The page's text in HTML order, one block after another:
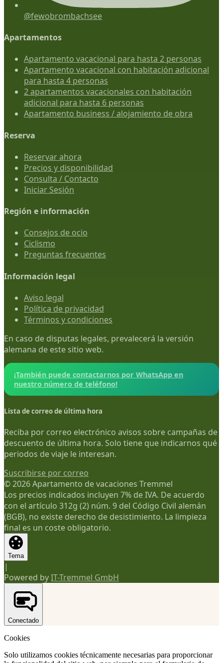
@fewobrombachsee
Apartamentos
Apartamento vacacional para hasta 2 personas
Apartamento vacacional con habitación adicional
para hasta 4 personas
2 apartamentos vacacionales con habitación
adicional para hasta 6 personas
Apartamento business / alojamiento de obra
Reserva
Reservar ahora
Precios y disponibilidad
Consulta / Contacto
Iniciar Sesión
Región e información
Consejos de ocio
Ciclismo
Preguntas frecuentes
Información legal
Aviso legal
Política de privacidad
Términos y condiciones
En caso de disputas legales, prevalecerá la versión
alemana de este sitio web.
¡También puede contactarnos por WhatsApp en
nuestro número de teléfono!
Lista de correo de última hora
Reciba por correo electrónico avisos sobre campañas de
descuento de última hora. Solo tiene que indicarnos qué
periodos de viaje le interesan.
Suscribirse por correo
© 2026 Apartamento de vacaciones Tremmel
Los precios indicados incluyen 7% de IVA. De acuerdo
con el artículo 312g (2) núm. 9 del Código Civil alemán
(BGB), no existe derecho de desistimiento. La limpieza
final es un coste obligatorio.
Tema
|
Powered byIT-Tremmel GmbH
Conectado
Cookies
Solo utilizamos cookies técnicamente necesarias para proporcionar